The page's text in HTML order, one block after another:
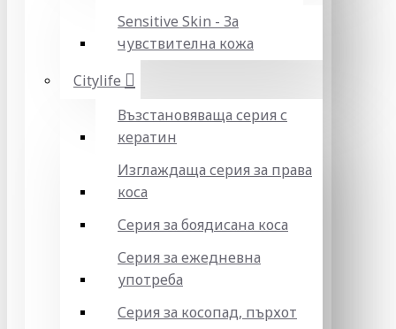
Sensitive Skin - За
чувствителна кожа
Citylife
Възстановяваща серия с
кератин
Изглаждаща серия за права
коса
Серия за боядисана коса
Серия за ежедневна
употреба
Серия за косопад, пърхот